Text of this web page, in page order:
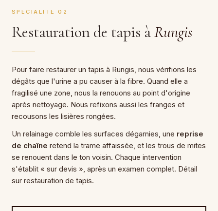
SPÉCIALITÉ 02
Restauration de tapis àRungis
Pour faire restaurer un tapis à Rungis, nous vérifions les
dégâts que l'urine a pu causer à la fibre. Quand elle a
fragilisé une zone, nous la renouons au point d'origine
après nettoyage. Nous refixons aussi les franges et
recousons les lisières rongées.
Un relainage comble les surfaces dégarnies, une reprise
de chaîne retend la trame affaissée, et les trous de mites
se renouent dans le ton voisin. Chaque intervention
s'établit « sur devis », après un examen complet. Détail
sur restauration de tapis.